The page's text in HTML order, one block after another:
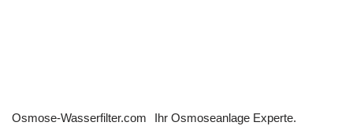
Osmose-Wasserfilter.com
Ihr Osmoseanlage Experte.